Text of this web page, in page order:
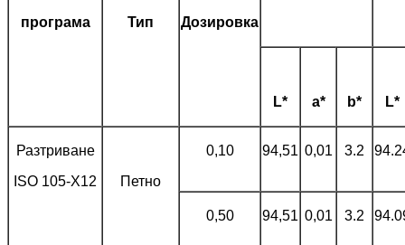
програма Тип Дозировка
L* a* b* L*
Разтриване
ISO 105-X12
Петно
0,10 94,51 0,01 3.2
0,50 94,51 0,01 3.2